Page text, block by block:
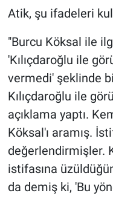
Atik, şu ifadeleri
"Burcu Köksal ile
'Kılıçdaroğlu ile
vermedi' şeklinde
Kılıçdaroğlu ile
açıklama yaptı.
Köksal'ı aramış.
değerlendirmişler.
istifasına
da demiş ki, 'Bu